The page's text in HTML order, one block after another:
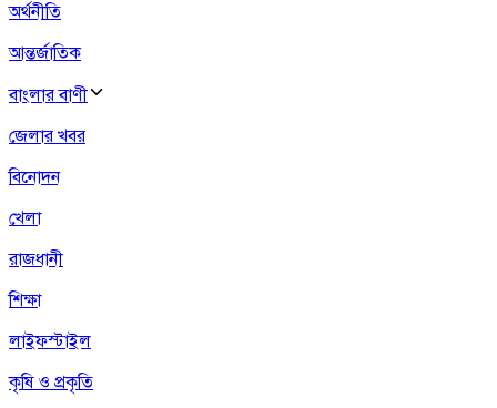
অর্থনীতি
আন্তর্জাতিক
বাংলার বাণী
জেলার খবর
বিনোদন
খেলা
রাজধানী
শিক্ষা
লাইফস্টাইল
কৃষি ও প্রকৃতি